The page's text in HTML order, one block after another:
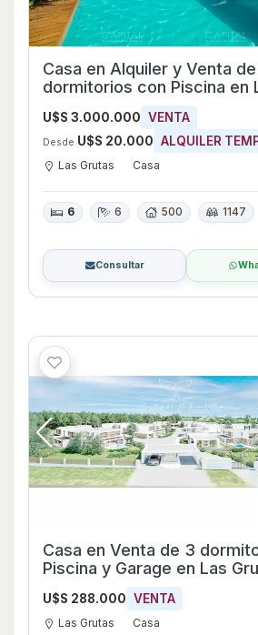
Casa en Alquiler y Venta
dormitorios con Piscina en Las Grutas,
U$S 3.000.000 VENTA
Desde U$S 20.000 ALQUILER
Las Grutas Casa
6 6 500 1147
Consultar
Casa en Venta de 3
Piscina y Garage en Las
Maldonado
U$S 288.000 VENTA
Las Grutas Casa